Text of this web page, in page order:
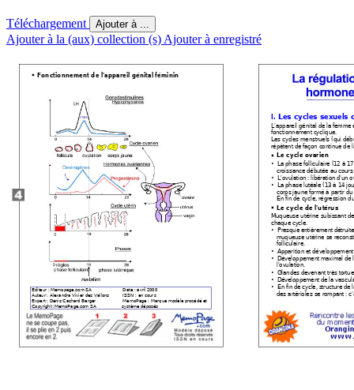
Téléchargement Ajouter à ...
Ajouter à la (aux) collection (s) Ajouter à enregistré
I. Les cycles sexuels
L’appareil génital de la
fonctionnement cyclique.
Les cycles menstruels (qui
répètent de façon continue de
§ Le cycle ovarien
• La phase folliculaire (12 à
croissance débutée au
• L’ovulation : libération d’un
• La phase lutéale (13 à 14
corps jaune formé à partir
En fin de cycle, régression
§ Le cycle de l’utérus
Muqueuse utérine subissant
chaque cycle.
• Presque entièrement
muqueuse utérine se
folliculaire.
• Apparition et
• Développement maximal
l’ovulation.
• Glandes devenant très
• Développement de la
• En fin de cycle, structure
des artérioles se rompant :
Editeur : Memopage.com SA Date : avril 2000
Auteur : Alexandra Vivier des Vallons ISSN : en cours
Expert : Denis Cachard Berger
Copyright :MemoPage.com SA
MemoPage : Marque modèle procédé et
système déposés
§ Fonctionnement de l’appareil génital féminin